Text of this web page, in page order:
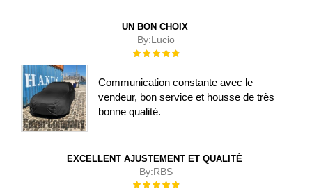
UN BON CHOIX
By:Lucio
Évaluation :
Communication constante avec le
vendeur, bon service et housse de très
bonne qualité.
EXCELLENT AJUSTEMENT ET QUALITÉ
By:RBS
Évaluation :